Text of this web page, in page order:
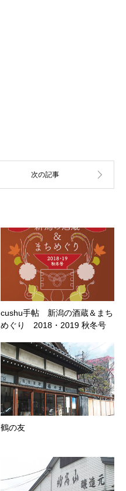
cushu手帖 新潟の酒蔵＆まち
めぐり 2018・2019 秋冬号
鶴の友